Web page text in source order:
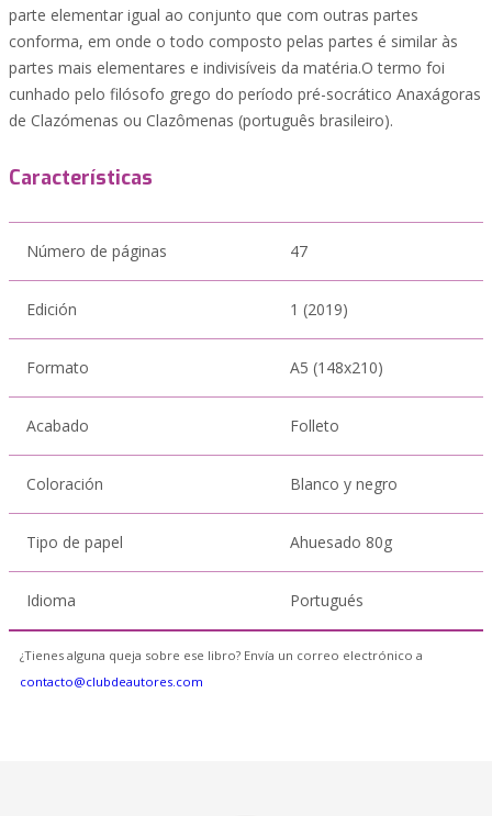
parte elementar igual ao conjunto que com outras partes
conforma, em onde o todo composto pelas partes é similar às
partes mais elementares e indivisíveis da matéria.O termo foi
cunhado pelo filósofo grego do período pré-socrático Anaxágoras
de Clazómenas ou Clazômenas (português brasileiro).
Características
Número de páginas 47
Edición 1 (2019)
Formato A5 (148x210)
Acabado Folleto
Coloración Blanco y negro
Tipo de papel Ahuesado 80g
Idioma Portugués
¿Tienes alguna queja sobre ese libro? Envía un correo electrónico a
contacto@clubdeautores.com